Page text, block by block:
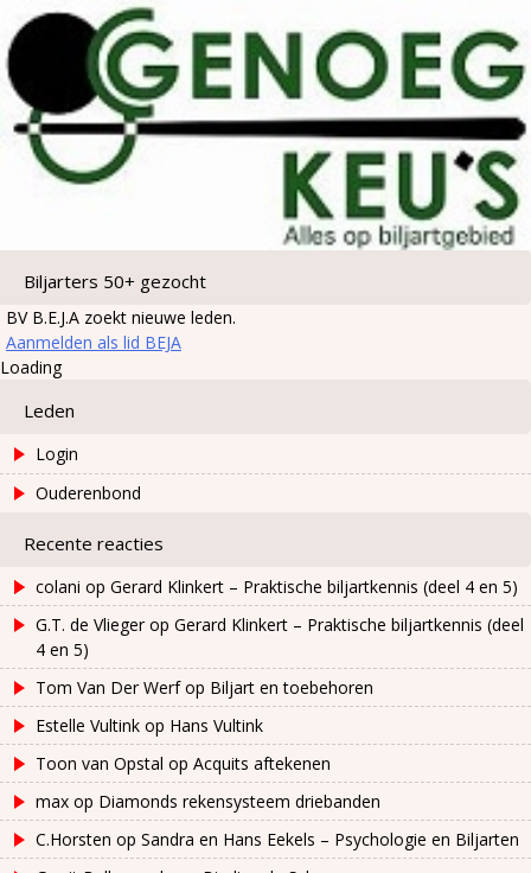
Biljarters 50+ gezocht
BV B.E.J.A zoekt nieuwe leden.
Aanmelden als lid BEJA
Loading
Leden
Login
Ouderenbond
Recente reacties
colani op Gerard Klinkert – Praktische biljartkennis (deel 4 en 5)
G.T. de Vliegerop Gerard Klinkert – Praktische biljartkennis (deel
4 en 5)
Tom Van Der Werfop Biljart en toebehoren
Estelle Vultink op Hans Vultink
Toon van Opstal op Acquits aftekenen
max op Diamonds rekensysteem driebanden
C.Horsten op Sandra en Hans Eekels – Psychologie en Biljarten